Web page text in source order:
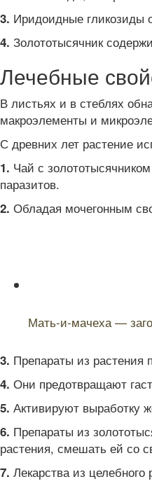
3. Иридоидные гликозиды
4. Золототысячник
Лечебные
В листьях и в стеблях
макроэлементы и
С древних лет растение
1. Чай с
паразитов.
2. Обладая мочегонным
Мать-и-мачеха —
3. Препараты из растения
4. Они предотвращают
5. Активируют выработку
6. Препараты из
растения, смешать ей со
7. Лекарства из